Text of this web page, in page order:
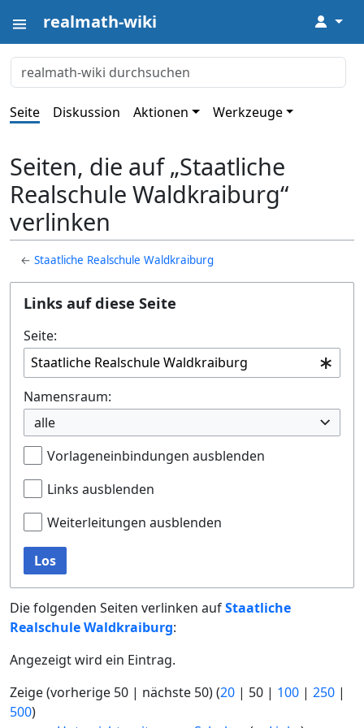
realmath-wiki ↓
Seite Diskussion Aktionen Werkzeuge
Seiten, die auf „Staatliche
Realschule Waldkraiburg“
verlinken
←Staatliche Realschule Waldkraiburg
Links auf diese Seite
Seite:
Namensraum:
alle
Vorlageneinbindungen ausblenden
Links ausblenden
Weiterleitungen ausblenden
Los
Die folgenden Seiten verlinken aufStaatliche
Realschule Waldkraiburg:
Angezeigt wird ein Eintrag.
Zeige (vorherige 50 | nächste 50) (20 | 50 | 100 | 250 |
500)